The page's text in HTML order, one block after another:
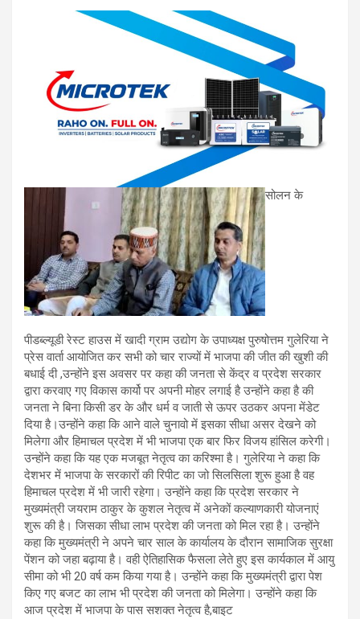
सोलन के
पीडब्ल्यूडी रेस्ट हाउस में खादी ग्राम उद्योग के उपाध्यक्ष पुरुषोत्तम गुलेरिया ने
प्रेस वार्ता आयोजित कर सभी को चार राज्यों में भाजपा की जीत की खुशी की
बधाई दी ,उन्होंने इस अवसर पर कहा की जनता से केंद्र व प्रदेश सरकार
द्वारा करवाए गए विकास कार्यो पर अपनी मोहर लगाई है उन्होंने कहा है की
जनता ने बिना किसी डर के और धर्म व जाती से ऊपर उठकर अपना मेंडेट
दिया है।उन्होंने कहा कि आने वाले चुनावो में इसका सीधा असर देखने को
मिलेगा और हिमाचल प्रदेश में भी भाजपा एक बार फिर विजय हांसिल करेगी।
उन्होंने कहा कि यह एक मजबूत नेतृत्व का करिश्मा है। गुलेरिया ने कहा कि
देशभर में भाजपा के सरकारों की रिपीट का जो सिलसिला शुरू हुआ है वह
हिमाचल प्रदेश में भी जारी रहेगा। उन्होंने कहा कि प्रदेश सरकार ने
मुख्यमंत्री जयराम ठाकुर के कुशल नेतृत्व में अनेकों कल्याणकारी योजनाएं
शुरू की है। जिसका सीधा लाभ प्रदेश की जनता को मिल रहा है। उन्होंने
कहा कि मुख्यमंत्री ने अपने चार साल के कार्यालय के दौरान सामाजिक सुरक्षा
पेंशन को जहा बढ़ाया है। वही ऐतिहासिक फैसला लेते हुए इस कार्यकाल में आयु
सीमा को भी 20 वर्ष कम किया गया है। उन्होंने कहा कि मुख्यमंत्री द्वारा पेश
किए गए बजट का लाभ भी प्रदेश की जनता को मिलेगा। उन्होंने कहा कि
आज प्रदेश में भाजपा के पास सशक्त नेतृत्व है,बाइट